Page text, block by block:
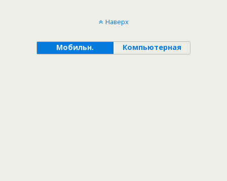
Наверх
Мобильн. Компьютерная